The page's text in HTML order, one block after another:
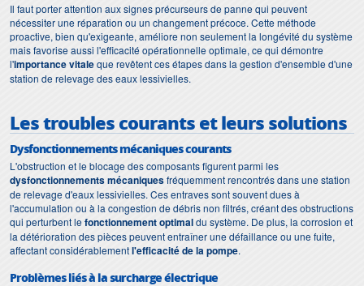
Il faut porter attention aux signes précurseurs de panne qui peuvent
nécessiter une réparation ou un changement précoce. Cette méthode
proactive, bien qu'exigeante, améliore non seulement la longévité du système
mais favorise aussi l'efficacité opérationnelle optimale, ce qui démontre
l'importance vitaleque revêtent ces étapes dans la gestion d'ensemble d'une
station de relevage des eaux lessivielles.
Les troubles courants et leurs solutions
Dysfonctionnements mécaniques courants
L'obstruction et le blocage des composants figurent parmi les
dysfonctionnements mécaniquesfréquemment rencontrés dans une station
de relevage d'eaux lessivielles. Ces entraves sont souvent dues à
l'accumulation ou à la congestion de débris non filtrés, créant des obstructions
qui perturbent lefonctionnement optimaldu système. De plus, la corrosion et
la détérioration des pièces peuvent entraîner une défaillance ou une fuite,
affectant considérablementl'efficacité de la pompe.
Problèmes liés à la surcharge électrique